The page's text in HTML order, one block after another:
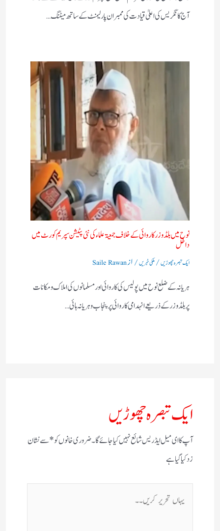
آج کانگریس کی اعلیٰ قیادت کی ممبران پارلیمنٹ کے ساتھ میٹنگ…
نوح میں بلڈوزر کاروائی کے خلاف جمعیۃ علماء کی نئی پٹیشن سپریم کورٹ میں
داخل
ایک تبصرہ چھوڑیں/ملکی خبریں/ ازSaile Rawan
ہریانہ کے ضلع نوح میں پولیس کی کاروائی اور مسلمانوں کی املاک و مکانات
پر بلڈوزر کے ذریعے انہدامی کاروائی پر پنجاب و ہریانہ ہائی…
ایک تبصرہ چھوڑیں
آپ کا ای میل ایڈریس شائع نہیں کیا جائے گا۔ضروری خانوں کو*سے نشان
زد کیا گیا ہے
یہاں
تحریر